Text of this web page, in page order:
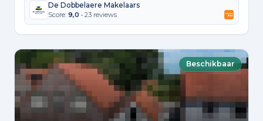
De Dobbelaere Makelaars
Score: 9,0 • 23 reviews
Beschikbaar